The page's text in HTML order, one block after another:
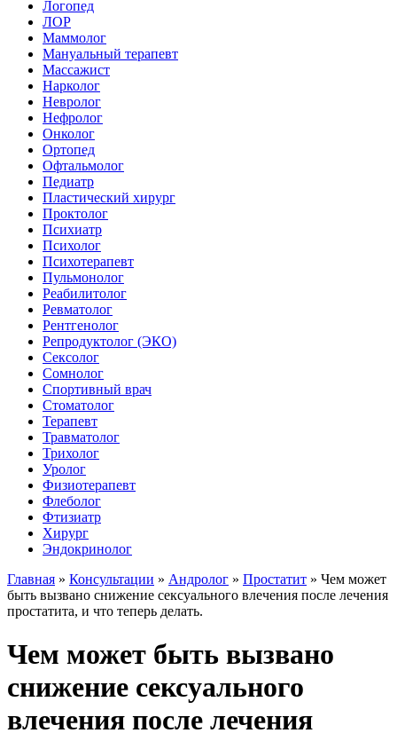
Логопед
ЛОР
Маммолог
Мануальный терапевт
Массажист
Нарколог
Невролог
Нефролог
Онколог
Ортопед
Офтальмолог
Педиатр
Пластический хирург
Проктолог
Психиатр
Психолог
Психотерапевт
Пульмонолог
Реабилитолог
Ревматолог
Рентгенолог
Репродуктолог (ЭКО)
Сексолог
Сомнолог
Спортивный врач
Стоматолог
Терапевт
Травматолог
Трихолог
Уролог
Физиотерапевт
Флеболог
Фтизиатр
Хирург
Эндокринолог
Главная » Консультации » Андролог » Простатит » Чем может
быть вызвано снижение сексуального влечения после лечения
простатита, и что теперь делать.
Чем может быть вызвано
снижение сексуального
влечения после лечения